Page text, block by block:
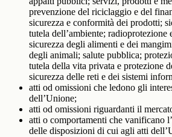
prevenzione del riciclaggio e del
sicurezza e conformità dei prodotti;
tutela dell’ambiente; radioprotezione
sicurezza degli alimenti e dei
degli animali; salute pubblica;
tutela della vita privata e protezione
sicurezza delle reti e dei sistemi
atti od omissioni che ledono gli
dell’Unione;
atti od omissioni riguardanti il
atti o comportamenti che vanificano
delle disposizioni di cui agli atti